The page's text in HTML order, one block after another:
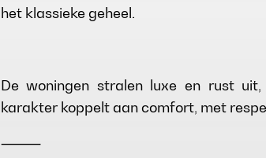
het klassieke geheel.
De woningen stralen luxe en rust
karakter koppelt aan comfort, met
⸻